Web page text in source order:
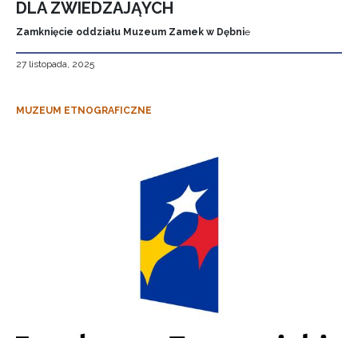
DLA ZWIEDZAJĄYCH
Zamknięcie oddziału Muzeum Zamek w Dębnie
27 listopada, 2025
MUZEUM ETNOGRAFICZNE